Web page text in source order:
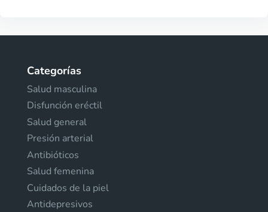
Categorías
Salud masculina
Disfunción eréctil
Salud general
Presión arterial
Antibióticos
Salud femenina
Cuidados de la piel
Antidepresivos